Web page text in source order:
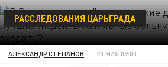
РАССЛЕДОВАНИЯ ЦАРЬГРАДА
АЛЕКСАНДР СТЕПАНОВ 20 МАЯ 09:00